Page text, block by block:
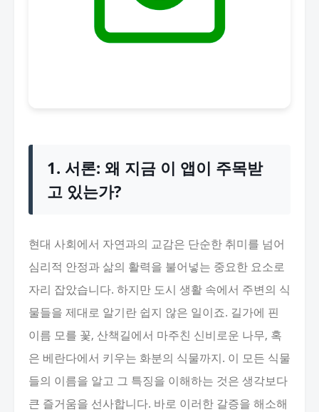
1. 서론: 왜 지금 이 앱이 주목받
고 있는가?
현대 사회에서 자연과의 교감은 단순한 취미를 넘어
심리적 안정과 삶의 활력을 불어넣는 중요한 요소로
자리 잡았습니다. 하지만 도시 생활 속에서 주변의 식
물들을 제대로 알기란 쉽지 않은 일이죠. 길가에 핀
이름 모를 꽃, 산책길에서 마주친 신비로운 나무, 혹
은 베란다에서 키우는 화분의 식물까지. 이 모든 식물
들의 이름을 알고 그 특징을 이해하는 것은 생각보다
큰 즐거움을 선사합니다. 바로 이러한 갈증을 해소해